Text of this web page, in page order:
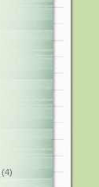
(4)